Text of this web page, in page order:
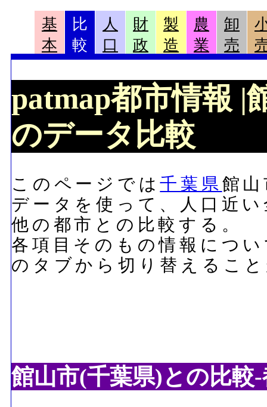
基
本
比
較
人
口
財
政
製
造
農
業
卸
売
patmap都市情報 |
のデータ比較
このページでは千葉県 館
データを使って、人口近
他の都市との比較する。
各項目そのもの情報につ
のタブから切り替えるこ
館山市(千葉県)との比較